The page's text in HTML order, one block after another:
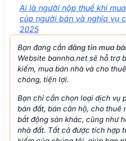
Ai là người nộp thuế khi
của người bán và nghĩa vụ
2025
Bạn đang cần đăng tin mua
Website bannha.net sẽ hỗ trợ
kiếm, mua bán nhà và cho
chóng, tiện lợi.
Bạn chỉ cần chọn loại dịch vụ
bán đất, bán căn hộ, cho thuê
bất động sản khác, cũng như
nhà đất. Tất cả được tích hợp